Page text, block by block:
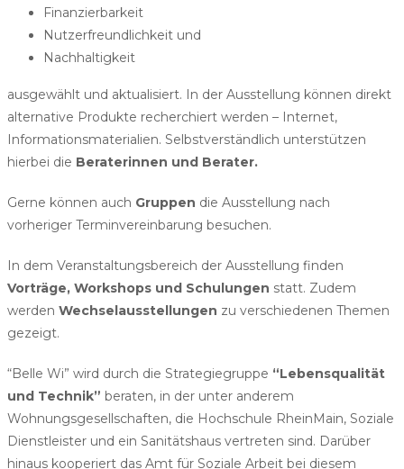
Finanzierbarkeit
Nutzerfreundlichkeit und
Nachhaltigkeit
ausgewählt und aktualisiert. In der Ausstellung können direkt
alternative Produkte recherchiert werden – Internet,
Informationsmaterialien. Selbstverständlich unterstützen
hierbei die Beraterinnen und Berater.
Gerne können auch Gruppen die Ausstellung nach
vorheriger Terminvereinbarung besuchen.
In dem Veranstaltungsbereich der Ausstellung finden
Vorträge, Workshops und Schulungen statt. Zudem
werden Wechselausstellungen zu verschiedenen Themen
gezeigt.
“Belle Wi” wird durch die Strategiegruppe “Lebensqualität
und Technik” beraten, in der unter anderem
Wohnungsgesellschaften, die Hochschule RheinMain, Soziale
Dienstleister und ein Sanitätshaus vertreten sind. Darüber
hinaus kooperiert das Amt für Soziale Arbeit bei diesem